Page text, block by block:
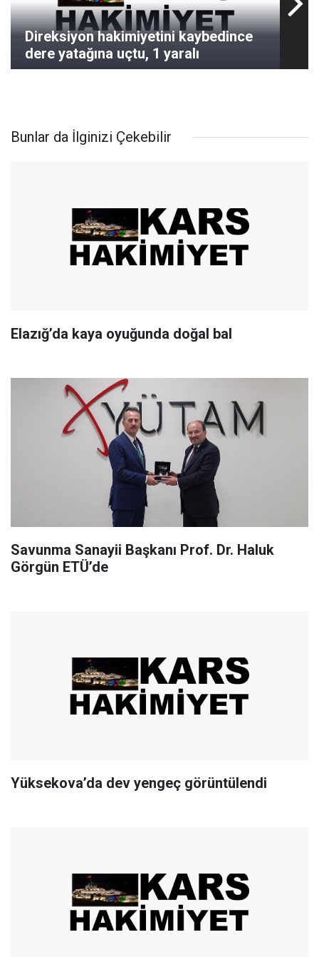
Direksiyon hakimiyetini kaybedince
dere yatağına uçtu, 1 yaralı
Bunlar da İlginizi Çekebilir
Elazığ’da kaya oyuğunda doğal bal
Savunma Sanayii Başkanı Prof. Dr. Haluk
Görgün ETÜ’de
Yüksekova’da dev yengeç görüntülendi